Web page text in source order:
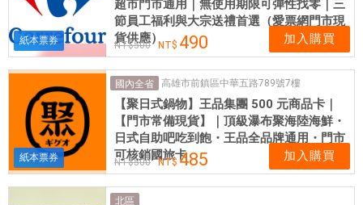
紙本票券
超市門市通用｜無使用期限可彈性找零｜三
節員工福利與大宗送禮首選（愛票網門市現
貨供應）
500 490 加入購買
紙本票券
國內全省 高雄市前鎮區中華五路789號7樓
【聚日式鍋物】王品集團 500 元商品卡｜
【門市常備現貨】｜頂級瀑布聚海陸海鮮・
日式自助吧吃到飽・王品全品牌通用・門市
可核銷國旅卡
500 485 加入購買
北區